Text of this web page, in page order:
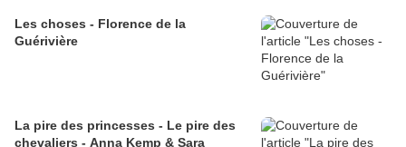
Les choses - Florence de la
Guérivière
La pire des princesses - Le pire des
chevaliers - Anna Kemp & Sara